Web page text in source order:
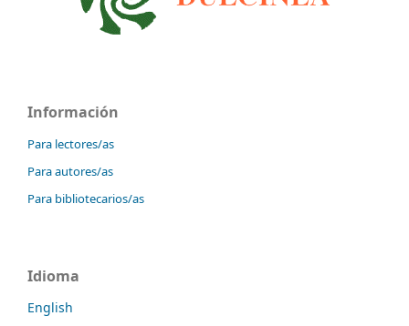
Información
Para lectores/as
Para autores/as
Para bibliotecarios/as
Idioma
English